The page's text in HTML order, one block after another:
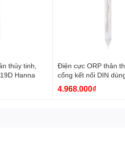
thủy tinh,
Hanna
Điện cực ORP thân
cổng kết nối DIN
HI8314-1 HI3618D-1
4.968.000₫